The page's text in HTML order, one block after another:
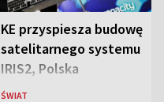
KE przyspiesza budowę
satelitarnego systemu
IRIS2, Polska
przeznaczy 656 mln
ŚWIAT